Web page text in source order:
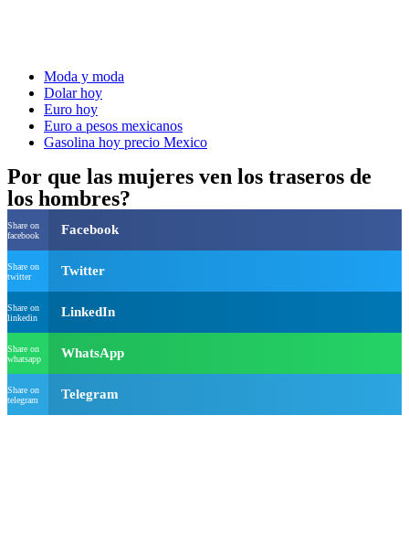
Moda y moda
Dolar hoy
Euro hoy
Euro a pesos mexicanos
Gasolina hoy precio Mexico
Por que las mujeres ven los traseros de
los hombres?
Share on
facebook
Facebook
Share on
twitter
Twitter
Share on
linkedin
LinkedIn
Share on
whatsapp
WhatsApp
Share on
telegram
Telegram